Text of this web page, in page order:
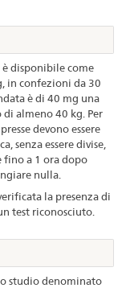
disponibile come
in confezioni da 30
è di 40 mg una
almeno 40 kg. Per
devono essere
senza essere divise,
fino a 1 ora dopo
nulla.
la presenza di
test riconosciuto.
studio denominato